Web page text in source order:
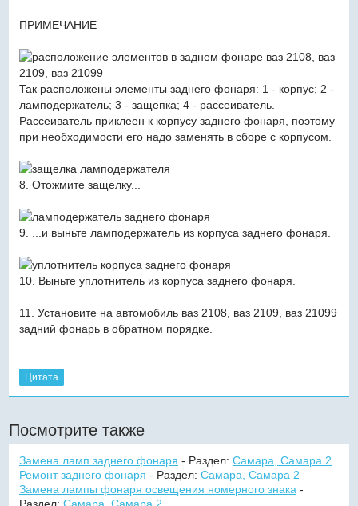
ПРИМЕЧАНИЕ
Так расположены элементы заднего фонаря: 1 - корпус; 2 -
ламподержатель; 3 - защепка; 4 - рассеиватель.
Рассеиватель приклеен к корпусу заднего фонаря, поэтому
при необходимости его надо заменять в сборе с корпусом.
8. Отожмите защелку...
9. ...и выньте ламподержатель из корпуса заднего фонаря.
10. Выньте уплотнитель из корпуса заднего фонаря.
11. Установите на автомобиль ваз 2108, ваз 2109, ваз 21099
задний фонарь в обратном порядке.
Цитата
Посмотрите также
Замена ламп заднего фонаря - Раздел: Самара, Самара 2
Ремонт заднего фонаря - Раздел: Самара, Самара 2
Замена лампы фонаря освещения номерного знака-